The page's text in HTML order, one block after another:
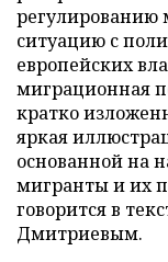
регулированию
ситуацию с
европейских
миграционная
кратко
яркая
основанной на
мигранты и их
говорится в
Дмитриевым.